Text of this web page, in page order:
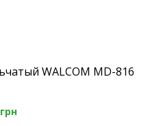
WALCOM MD-816
грн